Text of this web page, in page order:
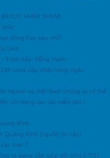
PHÉP SPAM)
thức
động hay sao nhỉ?
Linh
Trình bày: Hồng Hạnh
cập nhật hàng ngày
Ngoan và Việt Nam chúng ta có thể
với trang rao vặt miễn phí !
Bình
Quảng Binh (nguồn tin cậy)
bạn ?
ta đang cần giúp đỡ (chú ý Tr1)